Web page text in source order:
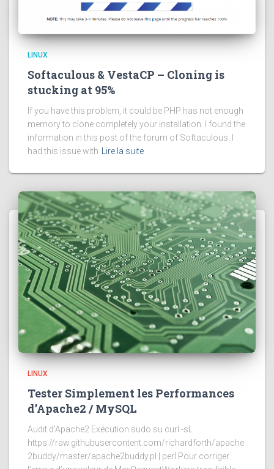
LINUX
Softaculous & VestaCP – Cloning is
stucking at 95%
If you have this problem, it could be PHP has not enough
memory to clone completely your installation. I found the
information in this post of the forum of Softaculous. I
had this issue with Lire la suite
LINUX
Tester Simplement les Performances
d’Apache2 / MySQL
Audit d’Apache2 Exécution sudo su curl -sL
https://raw.githubusercontent.com/richardforth/apache
2buddy/master/apache2buddy.pl | perl Pour corriger